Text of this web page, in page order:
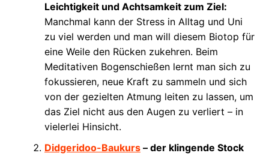
Leichtigkeit und Achtsamkeit zum Ziel:
Manchmal kann der Stress in Alltag und Uni
zu viel werden und man will diesem Biotop für
eine Weile den Rücken zukehren. Beim
Meditativen Bogenschießen lernt man sich zu
fokussieren, neue Kraft zu sammeln und sich
von der gezielten Atmung leiten zu lassen, um
das Ziel nicht aus den Augen zu verliert – in
vielerlei Hinsicht.
Didgeridoo-Baukurs– der klingende Stock